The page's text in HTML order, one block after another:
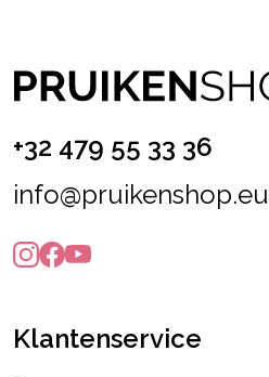
+32 479 55 33 36
info@pruikenshop.eu
Klantenservice